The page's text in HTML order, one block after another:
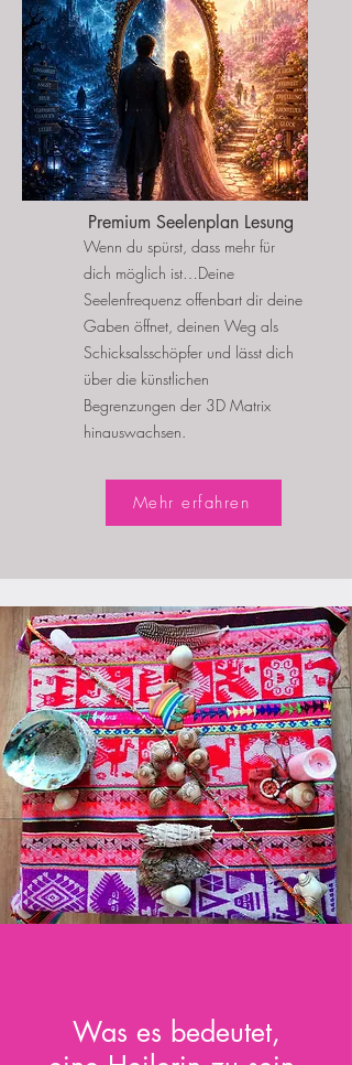
Premium Seelenplan Lesung
Wenn du spürst, dass mehr für
dich möglich ist…Deine
Seelenfrequenz offenbart dir deine
Gaben öffnet, deinen Weg als
Schicksalsschöpfer und lässt dich
über die künstlichen
Begrenzungen der 3D Matrix
hinauswachsen.
Mehr erfahren
Was es bedeutet,